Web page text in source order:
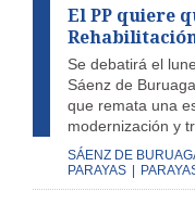
El PP quiere
Se debatirá el
Sáenz de
que remata una
modernización y
SÁENZ DE
PARAYAS